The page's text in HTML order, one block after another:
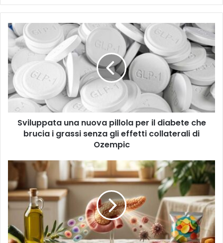
i
c
l
t
o
i
z
o
m
a
l
S
v
l
u
p
a
t
o
v
a
i
l
Sviluppata una nuova pillola per il diabete che
brucia i grassi senza gli effetti collaterali di
Ozempic
r
q
u
n
t